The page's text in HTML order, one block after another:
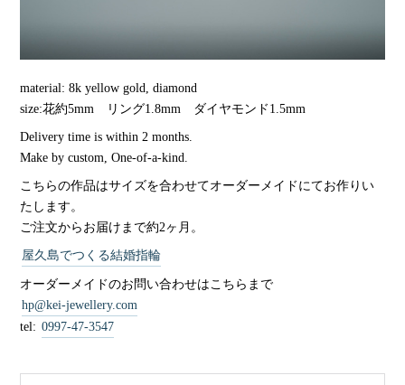
material: 8k yellow gold, diamond
size:花約5mm リング1.8mm ダイヤモンド1.5mm
Delivery time is within 2 months.
Make by custom, One-of-a-kind.
こちらの作品はサイズを合わせてオーダーメイドにてお作りい
たします。
ご注文からお届けまで約2ヶ月。
屋久島でつくる結婚指輪
オーダーメイドのお問い合わせはこちらまで
hp@kei-jewellery.com
tel: 0997-47-3547